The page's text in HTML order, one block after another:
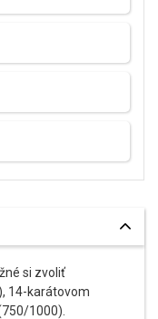
si zvoliť
14-karátovom
1000).